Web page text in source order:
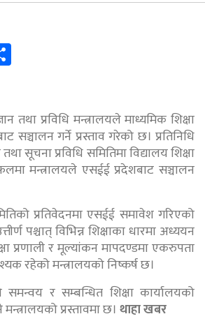
तथा प्रविधि मन्त्रालयले माध्यमिक शिक्षा
सञ्चालन गर्ने प्रस्ताव गरेको छ। प्रतिनिधि
सूचना प्रविधि समितिमा विद्यालय शिक्षा
मन्त्रालयले एसईई प्रदेशबाट सञ्चालन
प्रतिवेदनमा एसईई समावेश गरिएको
पश्चात् विभिन्न शिक्षाका धारमा अध्ययन
प्रणाली र मूल्यांकन मापदण्डमा एकरुपता
रहेको मन्त्रालयको निष्कर्ष छ।
समन्वय र सम्बन्धित शिक्षा कार्यालयको
प्रस्तावमा छ। थाहा खबर